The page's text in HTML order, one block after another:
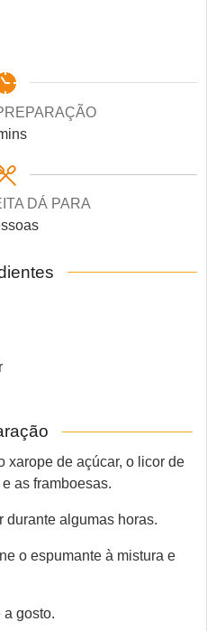
DÁ PARA
xarope de açúcar, o licor de
as framboesas.
durante algumas horas.
o espumante à mistura e
a gosto.